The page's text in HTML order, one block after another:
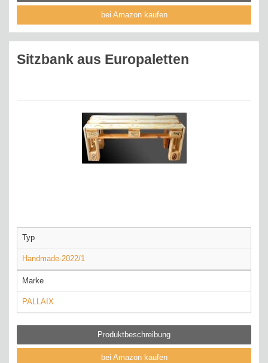
bei Amazon kaufen
Sitzbank aus Europaletten
Typ
Handmade-2022/1
Marke
PALLAIX
Produktbeschreibung
bei Amazon kaufen